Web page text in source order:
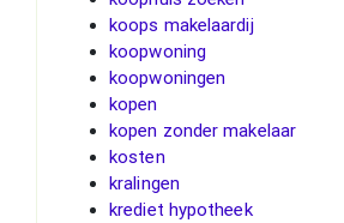
koops makelaardij
koopwoning
koopwoningen
kopen
kopen zonder makelaar
kosten
kralingen
krediet hypotheek